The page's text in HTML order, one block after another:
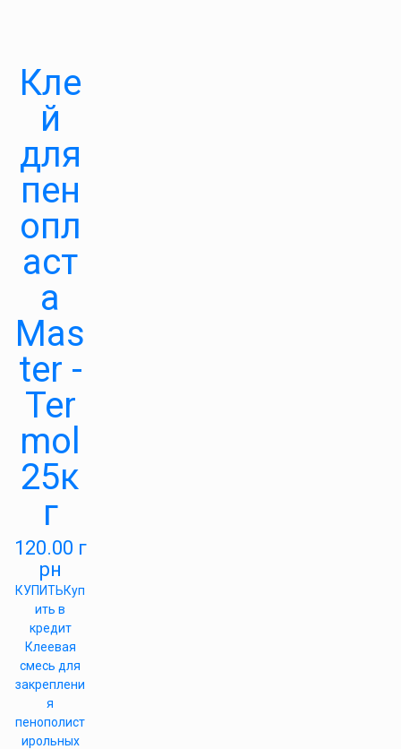
Кле
й
для
пен
опл
аст
а
Mas
ter -
Ter
mol
25к
г
120.00 г
рн
КУПИТЬКуп
ить в
кредит
Клеевая
смесь для
закреплени
я
пенополист
ирольных